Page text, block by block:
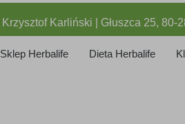
Krzysztof Karliński | Głuszca 25,
Sklep Herbalife Dieta Herbalife